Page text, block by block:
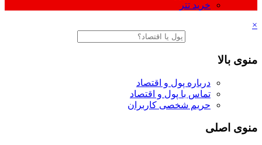
خرید تتر
×
منوی بالا
درباره پول و اقتصاد
تماس با پول و اقتصاد
حریم شخصی کاربران
منوی اصلی